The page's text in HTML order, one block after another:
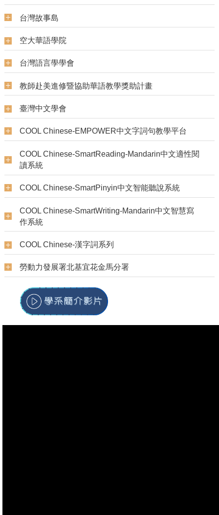
台灣故事島
空大華語學院
台灣語言學學會
教師赴美進修暨協助華語教學獎助計畫
臺灣中文學會
COOL Chinese-EMPOWER中文字詞句教學平台
COOL Chinese-SmartReading-Mandarin中文適性閱
讀系統
COOL Chinese-SmartPinyin中文智能聽說系統
COOL Chinese-SmartWriting-Mandarin中文智慧寫
作系統
COOL Chinese-漢字詞系列
勞動力發展署北基宜花金馬分署